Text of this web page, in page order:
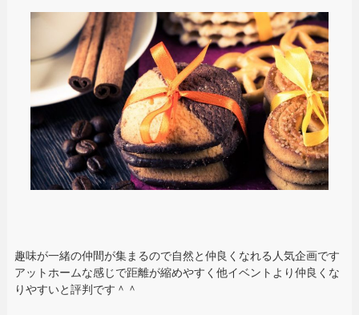
趣味が一緒の仲間が集まるので自然と仲良くなれる人気企画です
アットホームな感じで距離が縮めやすく他イベントより仲良くな
りやすいと評判です＾＾